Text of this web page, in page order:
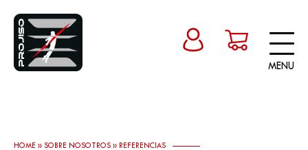
MENU
HOME » SOBRE NOSOTROS » REFERENCIAS